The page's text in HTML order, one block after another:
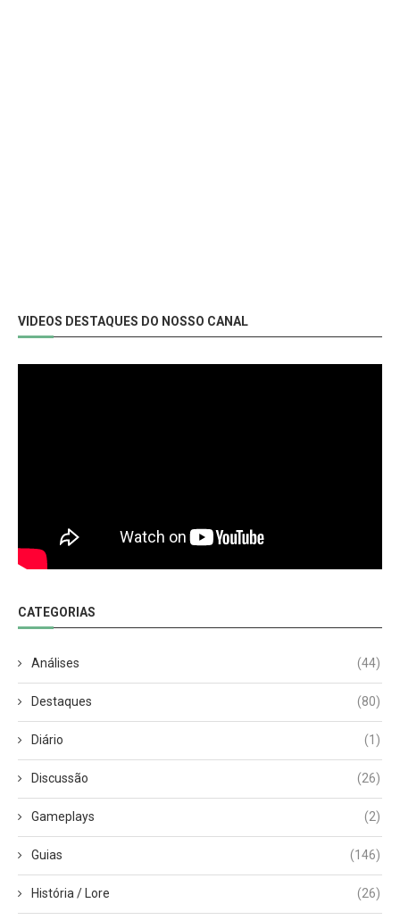
VIDEOS DESTAQUES DO NOSSO CANAL
CATEGORIAS
Análises (44)
Destaques (80)
Diário (1)
Discussão (26)
Gameplays (2)
Guias (146)
História / Lore (26)